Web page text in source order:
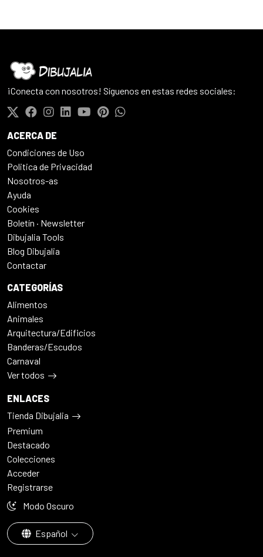
¡Conecta con nosotros! Síguenos en estas redes sociales:
ACERCA DE
Condiciones de Uso
Politica de Privacidad
Nosotros-as
Ayuda
Cookies
Boletín · Newsletter
Dibujalia Tools
Blog Dibujalia
Contactar
CATEGORÍAS
Alimentos
Animales
Arquitectura/Edificios
Banderas/Escudos
Carnaval
Ver todos
ENLACES
Tienda Dibujalia
Premium
Destacado
Colecciones
Acceder
Registrarse
Modo Oscuro
Español